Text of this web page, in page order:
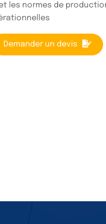
les normes de
Demander un devis